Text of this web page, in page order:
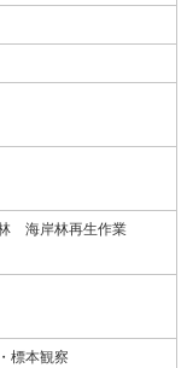
海岸林再生作業
標本観察